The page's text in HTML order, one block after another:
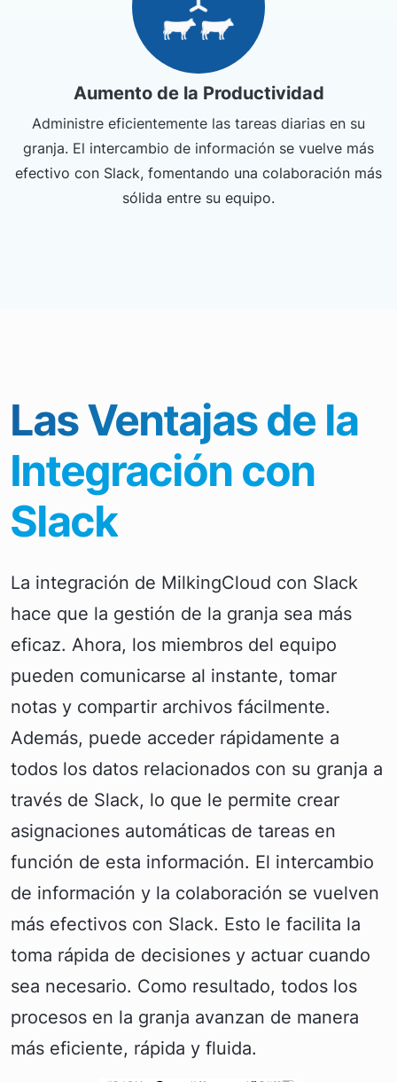
Aumento de la Productividad
Administre eficientemente las tareas diarias en su
granja. El intercambio de información se vuelve más
efectivo con Slack, fomentando una colaboración más
sólida entre su equipo.
Las Ventajas de la
Integración con
Slack
La integración de MilkingCloud con Slack
hace que la gestión de la granja sea más
eficaz. Ahora, los miembros del equipo
pueden comunicarse al instante, tomar
notas y compartir archivos fácilmente.
Además, puede acceder rápidamente a
todos los datos relacionados con su granja a
través de Slack, lo que le permite crear
asignaciones automáticas de tareas en
función de esta información. El intercambio
de información y la colaboración se vuelven
más efectivos con Slack. Esto le facilita la
toma rápida de decisiones y actuar cuando
sea necesario. Como resultado, todos los
procesos en la granja avanzan de manera
más eficiente, rápida y fluida.